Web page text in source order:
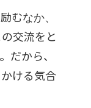
むなか、
交流をと
だから、
ける気合